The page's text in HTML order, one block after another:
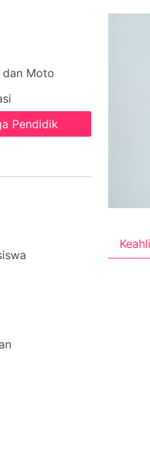
dan Moto
Pendidik